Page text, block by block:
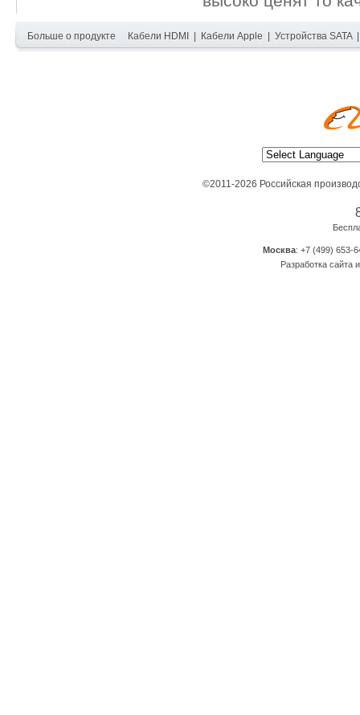
Больше о продукте Кабели HDMI Кабели Apple Устройства SATA
©2011-2026 Российская
Москва: +7 (499) 653-
Разработка сайта